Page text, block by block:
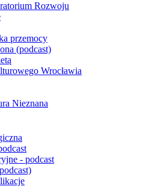
Rozwoju
przemocy
(podcast)
Wrocławia
Nieznana
- podcast